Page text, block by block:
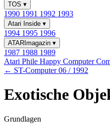
TOS ▾
1990 1991 1992 1993
Atari Inside ▾
1994 1995 1996
ATARImagazin ▾
1987 1988 1989
Atari Phile Happy Computer
← ST-Computer 06 / 1992
Exotische
Grundlagen